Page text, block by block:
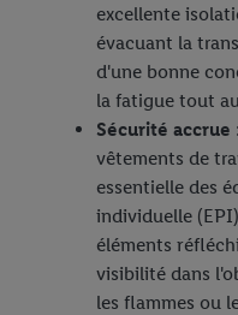
excellente
évacuant la
d'une bonne
la fatigue tout
Sécurité accrue
vêtements de
essentielle des
individuelle
éléments
visibilité dans
les flammes ou